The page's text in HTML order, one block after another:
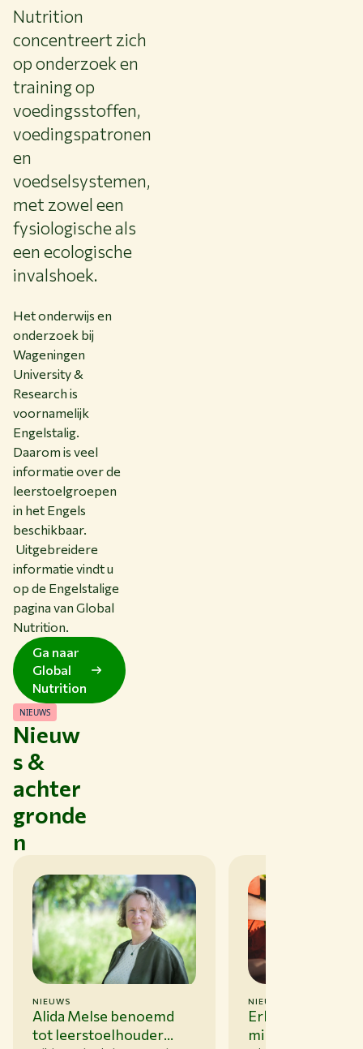
Nutrition
concentreert zich
op onderzoek en
training op
voedingsstoffen,
voedingspatronen
en
voedselsystemen,
met zowel een
fysiologische als
een ecologische
invalshoek.
Het onderwijs en
onderzoek bij
Wageningen
University &
Research is
voornamelijk
Engelstalig.
Daarom is veel
informatie over de
leerstoelgroepen
in het Engels
beschikbaar.
Uitgebreidere
informatie vindt u
op de Engelstalige
pagina van Global
Nutrition.
Ga naar
Global
Nutrition
Nieuw
s &
achter
gronde
n
NIEUWS
NIEUWS
Alida Melse benoemd
tot leerstoelhouder
17-06-26 NIEUWS
Erkenning bij
minstens zo